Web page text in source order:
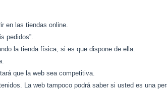
en las tiendas online.
pedidos”.
la tienda física, si es que dispone de ella.
que la web sea competitiva.
La web tampoco podrá saber si usted es una